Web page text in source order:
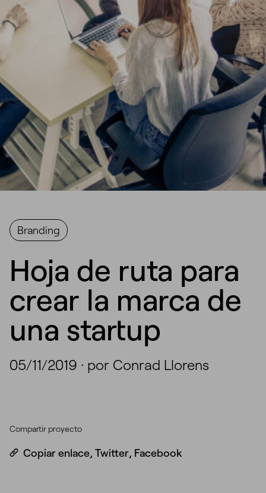
Branding
Hoja de ruta para
crear la marca de
una startup
05/11/2019 · por Conrad Llorens
Compartir proyecto
Copiar enlace, Twitter, Facebook